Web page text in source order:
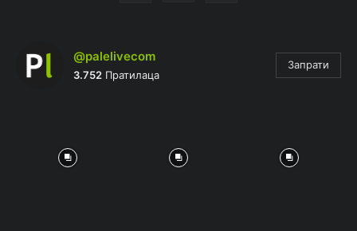
@palelivecom
3.752 Пратилаца
Запрати